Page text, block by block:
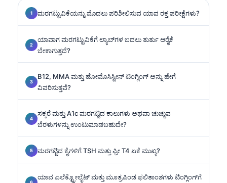
ಮರಗಟ್ಟುವಿಕೆಯನ್ನು ಮೊದಲು ಪರಿಶೀಲಿಸುವ ಯಾವ ರಕ್ತ ಪರೀಕ್ಷೆಗಳು?
ಯಾವಾಗ ಮರಗಟ್ಟುವಿಕೆಗೆ ಲ್ಯಾಬ್‌ಗಳ ಬದಲು ತುರ್ತು ಆರೈಕೆ
ಬೇಕಾಗುತ್ತದೆ?
B12, MMA ಮತ್ತು ಹೋಮೊಸಿಸ್ಟೀನ್ ಟಿಂಗ್ಲಿಂಗ್ ಅನ್ನು ಹೇಗೆ
ವಿವರಿಸುತ್ತವೆ?
ಸಕ್ಕರೆ ಮತ್ತು A1c ಮರಗಟ್ಟಿದ ಕಾಲುಗಳು ಅಥವಾ ಚುಚ್ಚುವ
ಬೆರಳುಗಳನ್ನು ಉಂಟುಮಾಡಬಹುದೇ?
ಮರಗಟ್ಟಿದ ಕೈಗಳಿಗೆ TSH ಮತ್ತು ಫ್ರೀ T4 ಏಕೆ ಮುಖ್ಯ?
ಯಾವ ಎಲೆಕ್ಟ್ರೋಲೈಟ್ ಮತ್ತು ಮೂತ್ರಪಿಂಡ ಫಲಿತಾಂಶಗಳು ಟಿಂಗ್ಲಿಂಗ್‌ಗೆ